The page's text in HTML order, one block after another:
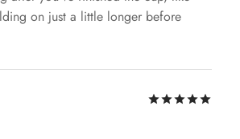
on just a little longer before